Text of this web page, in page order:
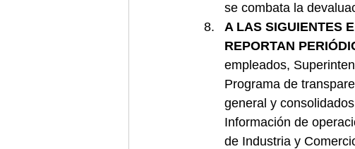
se combata la
A LAS SIGUIENTES
REPORTAN
empleados,
Programa de
general y
Información de
de Industria y